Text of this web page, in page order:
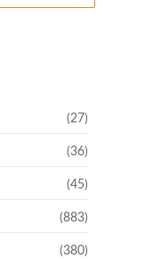
(27)
(36)
(45)
(883)
(380)